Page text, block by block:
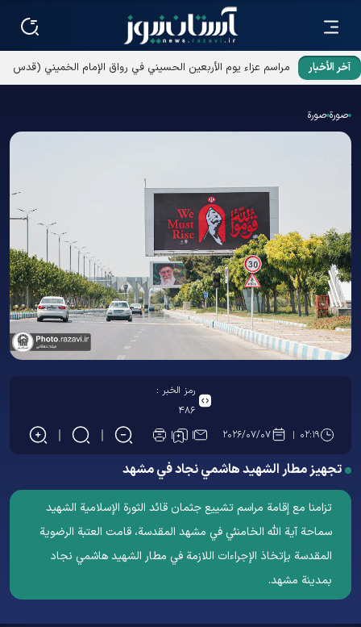
آخر الأخبار
مراسم عزاء يوم الأربعين الحسيني في رواق الإمام الخميني (قدس
سره) بالحرم الرضوي الشریف
صورة صورة
رمز الخبر :
۴۸۶
۰۲:۱۹
۲۰۲۶/۰۷/۰۷
تجهيز مطار الشهيد هاشمي نجاد في مشهد
تزامنا مع إقامة مراسم تشييع جثمان قائد الثورة الإسلامية الشهيد
سماحة آية الله الخامنئي في مشهد المقدسة، قامت العتبة الرضوية
المقدسة بإتخاذ الإجراءات اللازمة في مطار الشهيد هاشمي نجاد
بمدينة مشهد.